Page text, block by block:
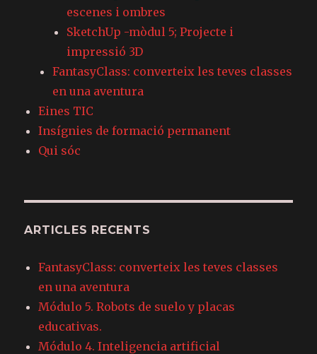
escenes i ombres
SketchUp -mòdul 5; Projecte i
impressió 3D
FantasyClass: converteix les teves classes
en una aventura
Eines TIC
Insígnies de formació permanent
Qui sóc
ARTICLES RECENTS
FantasyClass: converteix les teves classes
en una aventura
Módulo 5. Robots de suelo y placas
educativas.
Módulo 4. Inteligencia artificial